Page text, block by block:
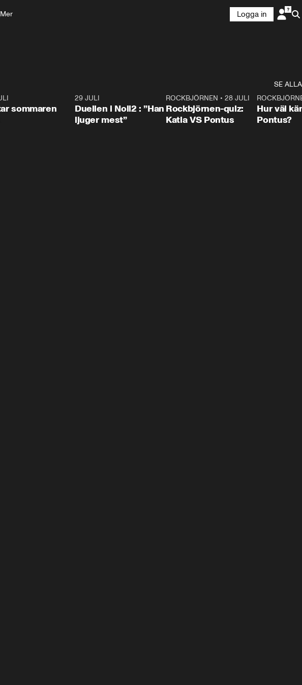
Mer
Logga in
SE ALLA
sommaren
29 JULI
Duellen i Noll2 : ”Han
ljuger mest”
0:15
ROCKBJÖRNEN •28 JULI
Rockbjörnen-quiz:
Katia VS Pontus
Hur väl
Pontus?